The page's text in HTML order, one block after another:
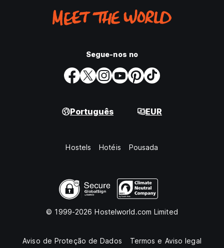
Segue-nos no
Português EUR
Hostels Hotéis Pousada
© 1999-2026 Hostelworld.com Limited
Aviso de Proteção de Dados Termos e Aviso legal